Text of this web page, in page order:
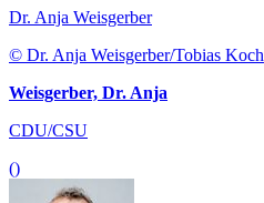
Dr. Anja Weisgerber
© Dr. Anja Weisgerber/Tobias Koch
Weisgerber, Dr. Anja
CDU/CSU
()